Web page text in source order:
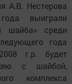
А.В. Нестерова
выиграли
шайба» среди
года
г.р. будет
с шайбой,
комплекса